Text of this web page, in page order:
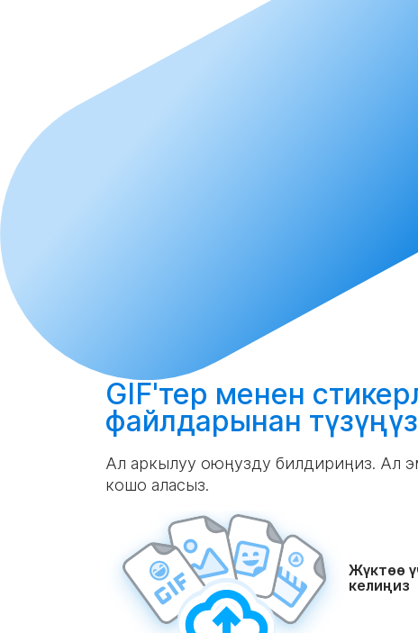
GIF'тер менен
файлдарынан түзүңүз
Ал аркылуу оюңузду билдириңиз. Ал
кошо аласыз.
Жүктөө
келиңиз